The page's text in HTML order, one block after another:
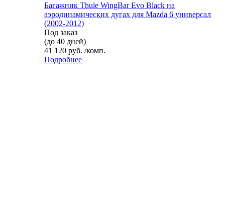
Багажник Thule WingBar Evo Black на
аэродинамических дугах для Mazda 6 универсал
(2002-2012)
Под заказ
(до 40 дней)
41 120 руб. /комп.
Подробнее